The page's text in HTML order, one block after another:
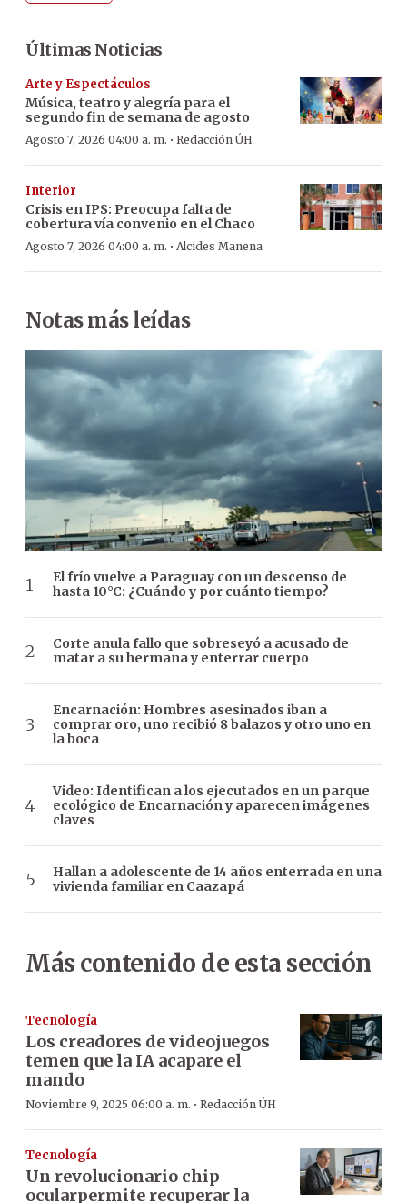
Últimas Noticias
Arte y Espectáculos
Música, teatro y alegría para el
segundo fin de semana de agosto
Agosto 7, 2026 04:00 a. m. · Redacción ÚH
Interior
Crisis en IPS: Preocupa falta de
cobertura vía convenio en el Chaco
Agosto 7, 2026 04:00 a. m. · Alcides Manena
Notas más leídas
El frío vuelve a Paraguay con un descenso de
hasta 10°C: ¿Cuándo y por cuánto tiempo?
Corte anula fallo que sobreseyó a acusado de
matar a su hermana y enterrar cuerpo
Encarnación: Hombres asesinados iban a
comprar oro, uno recibió 8 balazos y otro uno en
la boca
Video: Identifican a los ejecutados en un parque
ecológico de Encarnación y aparecen imágenes
claves
Hallan a adolescente de 14 años enterrada en una
vivienda familiar en Caazapá
Más contenido de esta sección
Tecnología
Los creadores de videojuegos
temen que la IA acapare el
mando
Noviembre 9, 2025 06:00 a. m. · Redacción ÚH
Tecnología
Un revolucionario chip
ocularpermite recuperar la